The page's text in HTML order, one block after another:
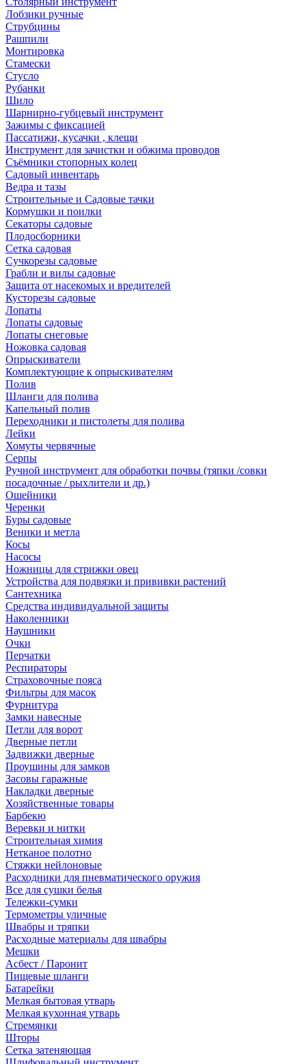
Лобзики ручные
Струбцины
Рашпили
Монтировка
Стамески
Стусло
Рубанки
Шило
Шарнирно-губцевый инструмент
Зажимы с фиксацией
Пассатижи, кусачки , клещи
Инструмент для зачистки и обжима проводов
Съёмники стопорных колец
Садовый инвентарь
Ведра и тазы
Строительные и Садовые тачки
Кормушки и поилки
Секаторы садовые
Плодосборники
Сетка садовая
Сучкорезы садовые
Грабли и вилы садовые
Защита от насекомых и вредителей
Кусторезы садовые
Лопаты
Лопаты садовые
Лопаты снеговые
Ножовка садовая
Опрыскиватели
Комплектующие к опрыскивателям
Полив
Шланги для полива
Капельный полив
Переходники и пистолеты для полива
Лейки
Хомуты червячные
Серпы
Ручной инструмент для обработки почвы (тяпки /совки
посадочные / рыхлители и др.)
Ошейники
Черенки
Буры садовые
Веники и метла
Косы
Насосы
Ножницы для стрижки овец
Устройства для подвязки и прививки растений
Сантехника
Средства индивидуальной защиты
Наколенники
Наушники
Очки
Перчатки
Респираторы
Страховочные пояса
Фильтры для масок
Фурнитура
Замки навесные
Петли для ворот
Дверные петли
Задвижки дверные
Проушины для замков
Засовы гаражные
Накладки дверные
Хозяйственные товары
Барбекю
Веревки и нитки
Строительная химия
Нетканое полотно
Стяжки нейлоновые
Расходники для пневматического оружия
Все для сушки белья
Тележки-сумки
Термометры уличные
Швабры и тряпки
Расходные материалы для швабры
Мешки
Асбест / Паронит
Пищевые шланги
Батарейки
Мелкая бытовая утварь
Мелкая кухонная утварь
Стремянки
Шторы
Сетка затеняющая